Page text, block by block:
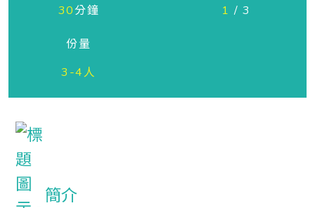
30分鐘
1 / 3
份量
3-4人
簡介